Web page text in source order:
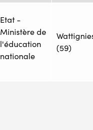
Etat -
Ministère de
l'éducation
nationale
(59)